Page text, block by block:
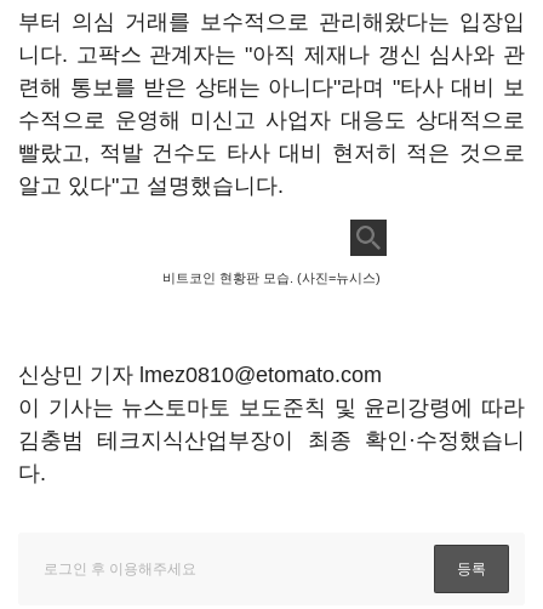
부터 의심 거래를 보수적으로 관리해왔다는 입장입
니다. 고팍스 관계자는 "아직 제재나 갱신 심사와 관
련해 통보를 받은 상태는 아니다"라며 "타사 대비 보
수적으로 운영해 미신고 사업자 대응도 상대적으로
빨랐고, 적발 건수도 타사 대비 현저히 적은 것으로
알고 있다"고 설명했습니다.
비트코인 현황판 모습. (사진=뉴시스)
신상민 기자 lmez0810@etomato.com
이 기사는 뉴스토마토 보도준칙 및 윤리강령에 따라
김충범 테크지식산업부장이 최종 확인·수정했습니
다.